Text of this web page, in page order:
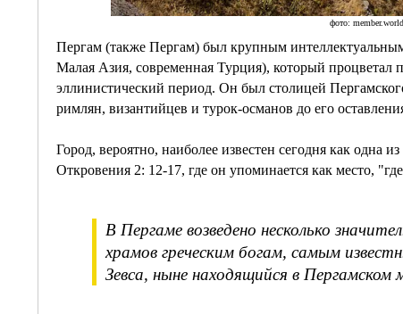
фото:
Пергам (также Пергам) был крупным
Малая Азия, современная Турция), который процветал
эллинистический период. Он был столицей
римлян, византийцев и турок-османов до его
Город, вероятно, наиболее известен сегодня как одна
Откровения 2: 12-17, где он упоминается как место,
В Пергаме возведено несколько
храмов греческим богам, самым
Зевса, ныне находящийся в Пергамском